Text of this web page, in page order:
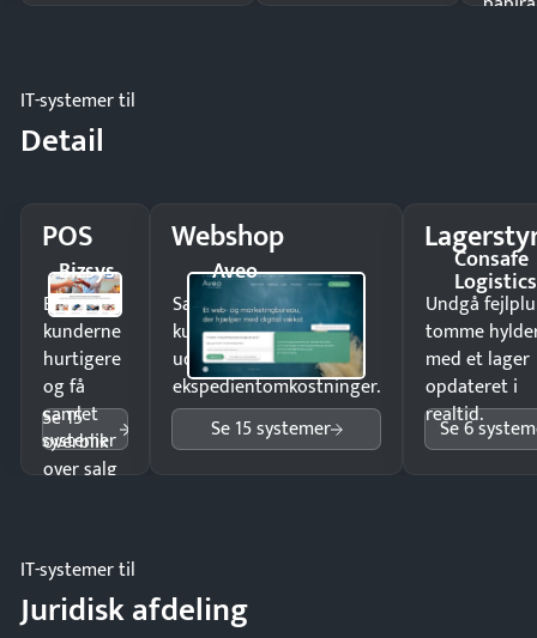
IT-systemer til
Detail
POS
Bizsys
Ekspedér
kunderne
hurtigere
og få
samlet
overblik
over salg
Se 15
systemer
Webshop
Aveo
Sælg produkter 24/7 til
kunder i hele landet
uden
ekspedientomkostninger.
Se 15 systemer
Consafe
Logistics
Undgå
tomme
med et lager
opdateret i
realtid.
Se 6
IT-systemer til
Juridisk afdeling